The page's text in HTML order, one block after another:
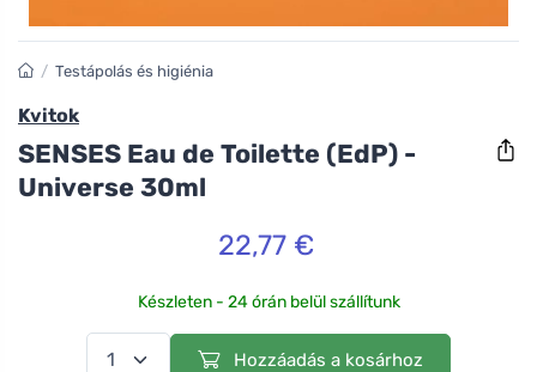
/ Testápolás és higiénia
Kvitok
SENSES Eau de Toilette (EdP) -
Universe 30ml
22,77 €
Készleten - 24 órán belül szállítunk
Hozzáadás a kosárhoz